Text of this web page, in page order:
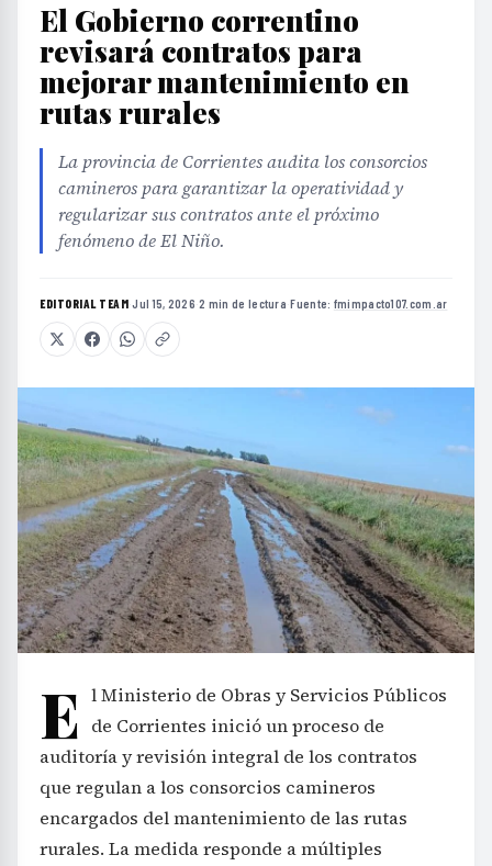
El Gobierno correntino
revisará contratos para
mejorar mantenimiento en
rutas rurales
La provincia de Corrientes audita los consorcios
camineros para garantizar la operatividad y
regularizar sus contratos ante el próximo
fenómeno de El Niño.
EDITORIAL TEAM·Jul 15, 2026·2 min de lectura·Fuente: fmimpacto107.com.ar
E l Ministerio de Obras y Servicios Públicos
de Corrientes inició un proceso de
auditoría y revisión integral de los contratos
que regulan a los consorcios camineros
encargados del mantenimiento de las rutas
rurales. La medida responde a múltiples